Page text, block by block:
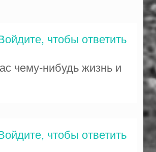
чему-нибудь жизнь и
чтобы ответить
чтобы ответить